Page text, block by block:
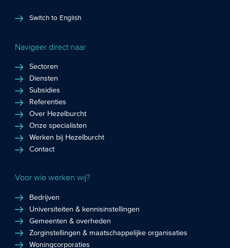
Switch to English
Navigeer direct naar
Sectoren
Diensten
Subsidies
Referenties
Over Hezelburcht
Onze specialisten
Werken bij Hezelburcht
Contact
Voor wie werken wij?
Bedrijven
Universiteiten & kennisinstellingen
Gemeenten & overheden
Zorginstellingen & maatschappelijke organisaties
Woningcorporaties